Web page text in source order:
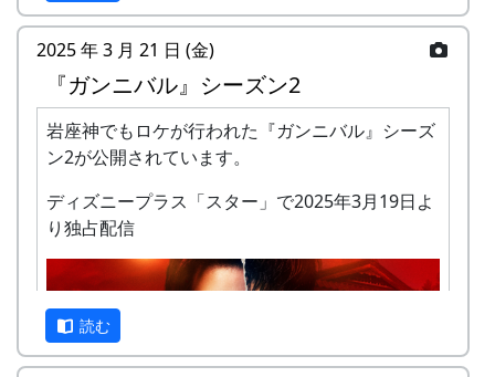
私達メシポンバンドが若い頃連続出場を果たして
ガーの“坂庭省悟さん”を始め審査員の方が見守る
中、毎年優秀バンドが表彰されました。
2025 年 3 月 21 日 (金)
『ガンニバル』シーズン2
岩座神でもロケが行われた『ガンニバル』シーズ
ン2が公開されています。
ディズニープラス「スター」で2025年3月19日よ
り独占配信
読む